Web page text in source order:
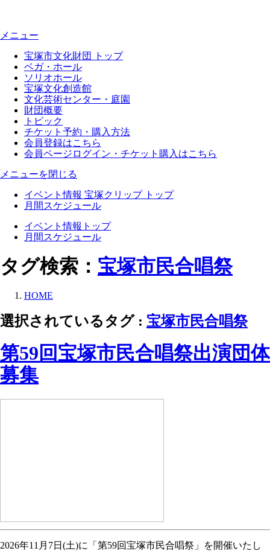
メニュー
宝塚市文化財団 トップ
ベガ・ホール
ソリオホール
宝塚文化創造館
文化芸術センター・庭園
財団概要
トピック
チケット予約・購入方法
会員登録はこちら
会員ページログイン・チケット購入はこちら
メニューを閉じる
イベント情報 宝塚クリップ トップ
月間スケジュール
イベント情報トップ
月間スケジュール
タグ検索： 宝塚市民合唱祭
HOME
選択されているタグ : 宝塚市民合唱祭
第59回宝塚市民合唱祭出演団体
募集
2026年11月7日(土)に「第59回宝塚市民合唱祭」を開催いたし